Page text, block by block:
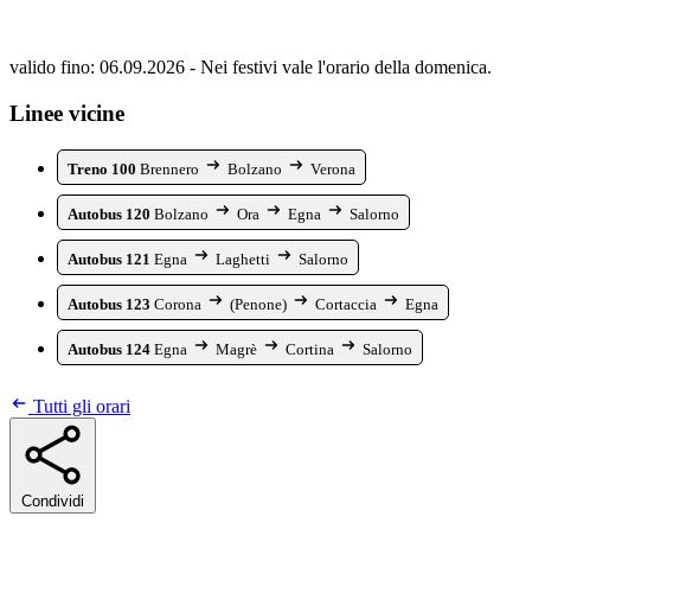
valido fino: 06.09.2026 - Nei festivi vale l'orario della domenica.
Linee vicine
Treno 100 Brennero Bolzano Verona
Autobus 120 Bolzano Ora Egna Salorno
Autobus 121 Egna Laghetti Salorno
Autobus 123 Corona (Penone) Cortaccia Egna
Autobus 124 Egna Magrè Cortina Salorno
Tutti gli orari
Condividi